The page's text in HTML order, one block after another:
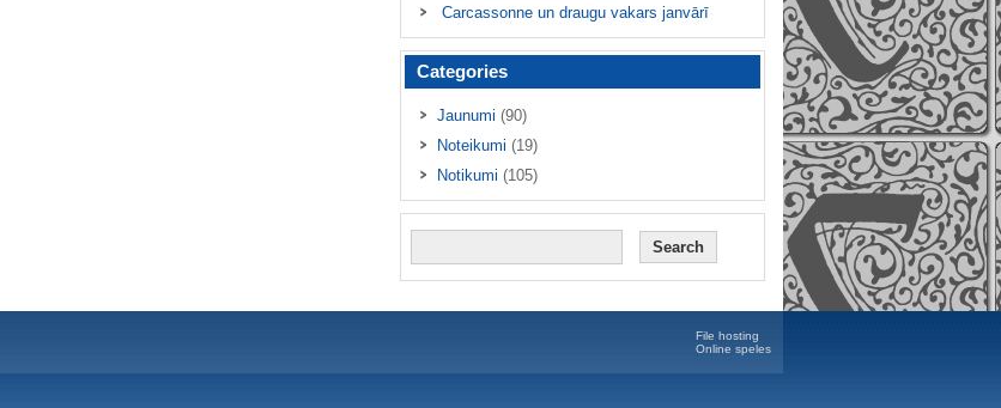
Carcassonne un draugu vakars janvārī
Categories
Jaunumi (90)
Noteikumi (19)
Notikumi (105)
File hosting
Online speles